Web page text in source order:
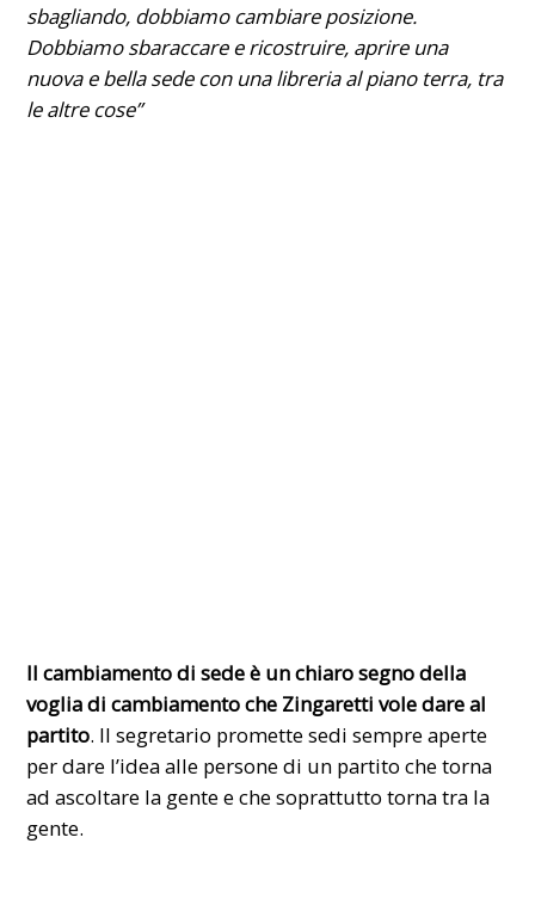
sbagliando, dobbiamo cambiare posizione.
Dobbiamo sbaraccare e ricostruire, aprire una
nuova e bella sede con una libreria al piano terra, tra
le altre cose”
Il cambiamento di sede è un chiaro segno della
voglia di cambiamento che Zingaretti vole dare al
partito. Ilsegretario promette sedi sempre aperte
per dare l’idea alle persone di un partito che torna
ad ascoltare la gente e che soprattutto torna tra la
gente.